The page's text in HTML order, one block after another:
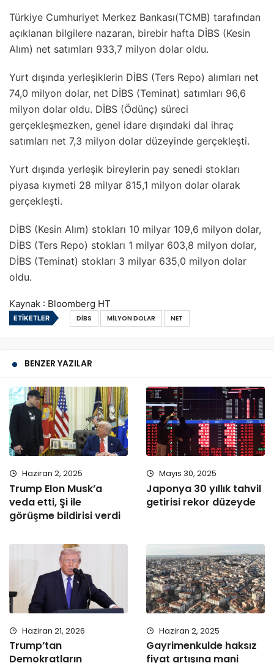
Türkiye Cumhuriyet Merkez Bankası(TCMB) tarafından
açıklanan bilgilere nazaran, birebir hafta DİBS (Kesin
Alım) net satımları 933,7 milyon dolar oldu.
Yurt dışında yerleşiklerin DİBS (Ters Repo) alımları net
74,0 milyon dolar, net DİBS (Teminat) satımları 96,6
milyon dolar oldu. DİBS (Ödünç) süreci
gerçekleşmezken, genel idare dışındaki dal ihraç
satımları net 7,3 milyon dolar düzeyinde gerçekleşti.
Yurt dışında yerleşik bireylerin pay senedi stokları
piyasa kıymeti 28 milyar 815,1 milyon dolar olarak
gerçekleşti.
DİBS (Kesin Alım) stokları 10 milyar 109,6 milyon dolar,
DİBS (Ters Repo) stokları 1 milyar 603,8 milyon dolar,
DİBS (Teminat) stokları 3 milyar 635,0 milyon dolar
oldu.
Kaynak : Bloomberg HT
ETIKETLER DIBS MILYON DOLAR NET
BENZER YAZILAR
Haziran 2, 2025
Trump Elon Musk’a
veda etti, Şi ile
görüşme bildirisi verdi
Mayıs 30, 2025
Japonya 30 yıllık tahvil
getirisi rekor düzeyde
Haziran 21, 2026
Trump’tan
Demokratların
Haziran 2, 2025
Gayrimenkulde haksız
fiyat artışına mani